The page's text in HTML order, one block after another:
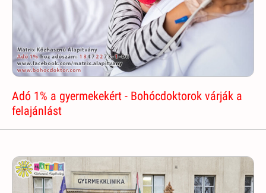
Adó 1% a gyermekekért - Bohócdoktorok várják a
felajánlást